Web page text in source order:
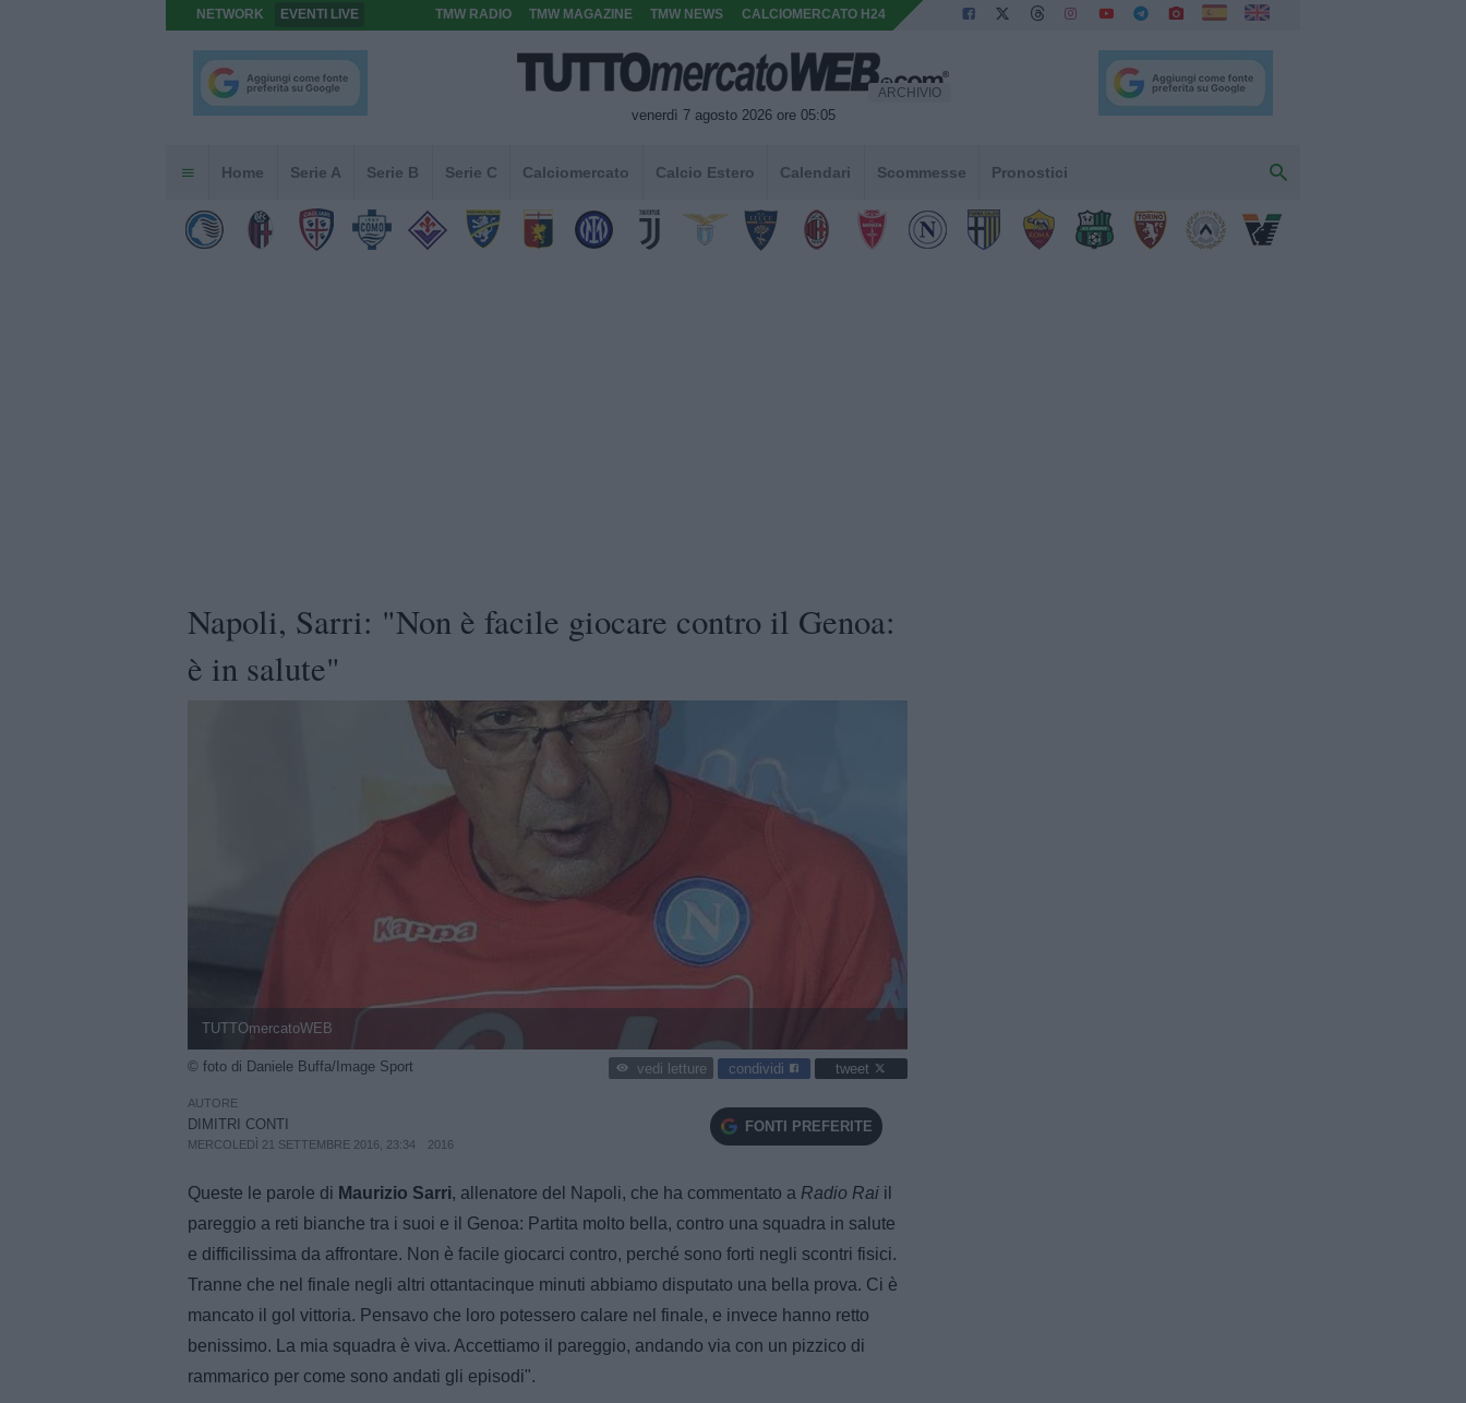
NETWORK EVENTI LIVE TMW RADIO TMW MAGAZINE TMW NEWS CALCIOMERCATO H24
venerdì 7 agosto 2026 ore 05:05
ARCHIVIO
Home Serie A Serie B Serie C Calciomercato Calcio Estero Calendari Scommesse Pronostici
Napoli, Sarri: "Non è facile giocare contro il Genoa:
è in salute"
TUTTOmercatoWEB
© foto di Daniele Buffa/Image Sport vedi letture condividi tweet
AUTORE
DIMITRI CONTI
MERCOLEDÌ 21 SETTEMBRE 2016, 23:34 2016
FONTI PREFERITE
Queste le parole di Maurizio Sarri, allenatore del Napoli, che ha commentato a Radio Rai il
pareggio a reti bianche tra i suoi e il Genoa: Partita molto bella, contro una squadra in salute
e difficilissima da affrontare. Non è facile giocarci contro, perché sono forti negli scontri fisici.
Tranne che nel finale negli altri ottantacinque minuti abbiamo disputato una bella prova. Ci è
mancato il gol vittoria. Pensavo che loro potessero calare nel finale, e invece hanno retto
benissimo. La mia squadra è viva. Accettiamo il pareggio, andando via con un pizzico di
rammarico per come sono andati gli episodi".